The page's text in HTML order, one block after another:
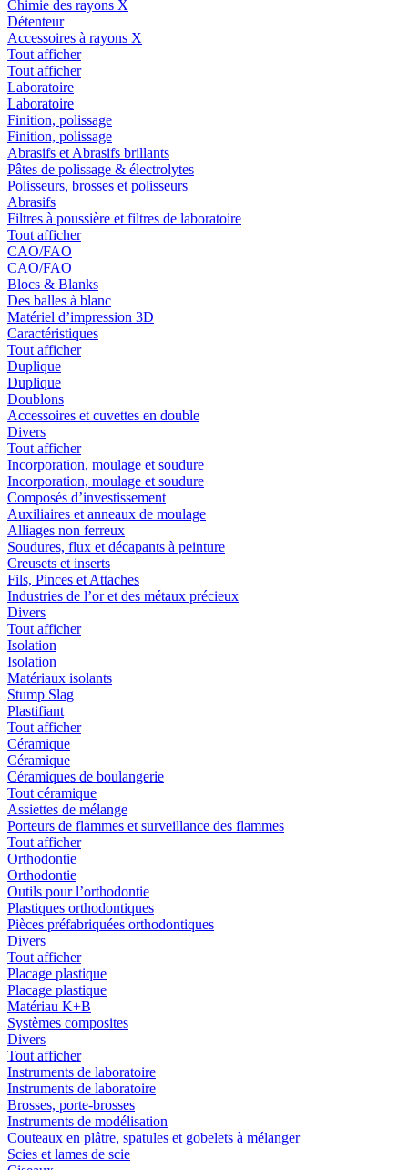
Chimie des rayons X
Détenteur
Accessoires à rayons X
Tout afficher
Tout afficher
Laboratoire
Laboratoire
Finition, polissage
Finition, polissage
Abrasifs et Abrasifs brillants
Pâtes de polissage & électrolytes
Polisseurs, brosses et polisseurs
Abrasifs
Filtres à poussière et filtres de laboratoire
Tout afficher
CAO/FAO
CAO/FAO
Blocs & Blanks
Des balles à blanc
Matériel d’impression 3D
Caractéristiques
Tout afficher
Duplique
Duplique
Doublons
Accessoires et cuvettes en double
Divers
Tout afficher
Incorporation, moulage et soudure
Incorporation, moulage et soudure
Composés d’investissement
Auxiliaires et anneaux de moulage
Alliages non ferreux
Soudures, flux et décapants à peinture
Creusets et inserts
Fils, Pinces et Attaches
Industries de l’or et des métaux précieux
Divers
Tout afficher
Isolation
Isolation
Matériaux isolants
Stump Slag
Plastifiant
Tout afficher
Céramique
Céramique
Céramiques de boulangerie
Tout céramique
Assiettes de mélange
Porteurs de flammes et surveillance des flammes
Tout afficher
Orthodontie
Orthodontie
Outils pour l’orthodontie
Plastiques orthodontiques
Pièces préfabriquées orthodontiques
Divers
Tout afficher
Placage plastique
Placage plastique
Matériau K+B
Systèmes composites
Divers
Tout afficher
Instruments de laboratoire
Instruments de laboratoire
Brosses, porte-brosses
Instruments de modélisation
Couteaux en plâtre, spatules et gobelets à mélanger
Scies et lames de scie